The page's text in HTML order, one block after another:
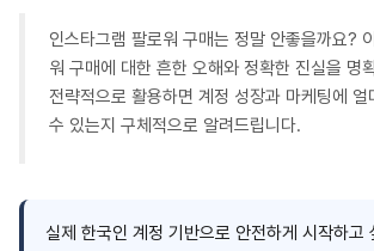
인스타그램 팔로워 구매는 정말 안좋을까요?
워 구매에 대한 흔한 오해와 정확한 진실을 명
전략적으로 활용하면 계정 성장과 마케팅에 얼
수 있는지 구체적으로 알려드립니다.
실제 한국인 계정 기반으로 안전하게 시작하고